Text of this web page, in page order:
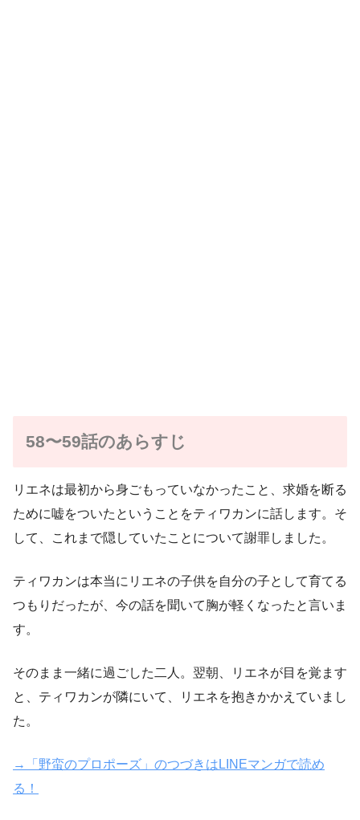
58〜59話のあらすじ
リエネは最初から身ごもっていなかったこと、求婚を断る
ために嘘をついたということをティワカンに話します。そ
して、これまで隠していたことについて謝罪しました。
ティワカンは本当にリエネの子供を自分の子として育てる
つもりだったが、今の話を聞いて胸が軽くなったと言いま
す。
そのまま一緒に過ごした二人。翌朝、リエネが目を覚ます
と、ティワカンが隣にいて、リエネを抱きかかえていまし
た。
→「野蛮のプロポーズ」のつづきはLINEマンガで読め
る！